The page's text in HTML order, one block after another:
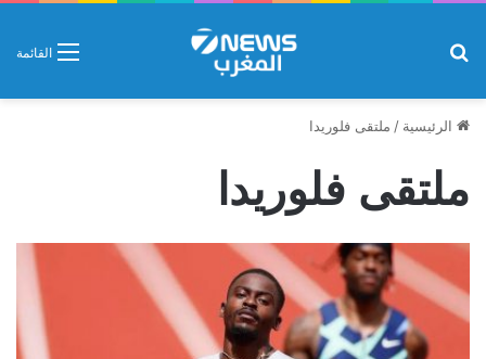
القائمة
الرئيسية / ملتقى فلوريدا
ملتقى فلوريدا